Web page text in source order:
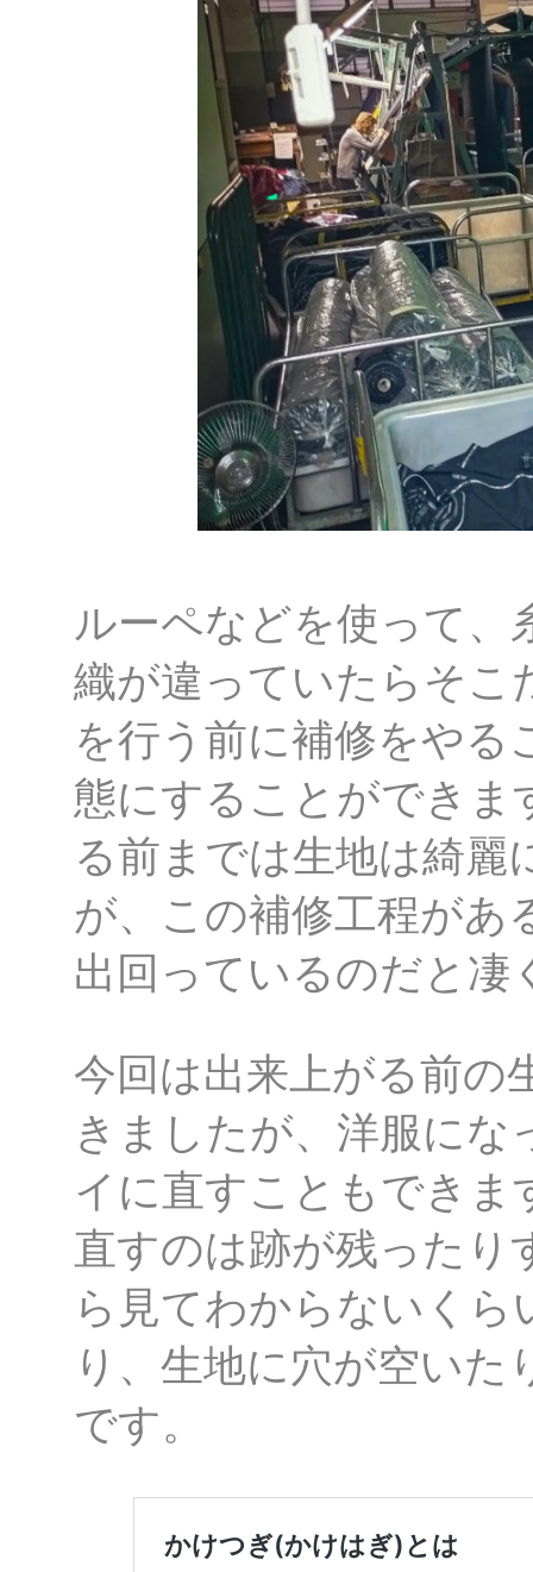
ルーペなどを使って、
織が違っていたらそこ
を行う前に補修をやる
態にすることができま
る前までは生地は綺麗
が、この補修工程があ
出回っているのだと凄
今回は出来上がる前の
きましたが、洋服にな
イに直すこともできま
直すのは跡が残ったり
ら見てわからないく
り、生地に穴が空い
です。